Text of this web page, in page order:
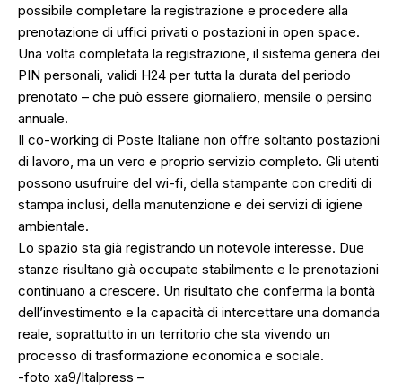
possibile completare la registrazione e procedere alla
prenotazione di uffici privati o postazioni in open space.
Una volta completata la registrazione, il sistema genera dei
PIN personali, validi H24 per tutta la durata del periodo
prenotato – che può essere giornaliero, mensile o persino
annuale.
Il co-working di Poste Italiane non offre soltanto postazioni
di lavoro, ma un vero e proprio servizio completo. Gli utenti
possono usufruire del wi-fi, della stampante con crediti di
stampa inclusi, della manutenzione e dei servizi di igiene
ambientale.
Lo spazio sta già registrando un notevole interesse. Due
stanze risultano già occupate stabilmente e le prenotazioni
continuano a crescere. Un risultato che conferma la bontà
dell’investimento e la capacità di intercettare una domanda
reale, soprattutto in un territorio che sta vivendo un
processo di trasformazione economica e sociale.
-foto xa9/Italpress –